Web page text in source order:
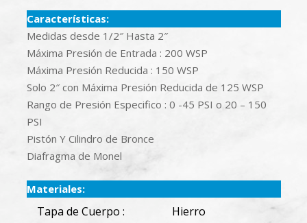
Características:
Medidas desde 1/2″ Hasta 2″
Máxima Presión de Entrada : 200 WSP
Máxima Presión Reducida : 150 WSP
Solo 2″ con Máxima Presión Reducida de 125 WSP
Rango de Presión Especifico : 0 -45 PSI o 20 – 150
PSI
Pistón Y Cilindro de Bronce
Diafragma de Monel
Materiales:
Tapa de Cuerpo :
Hierro